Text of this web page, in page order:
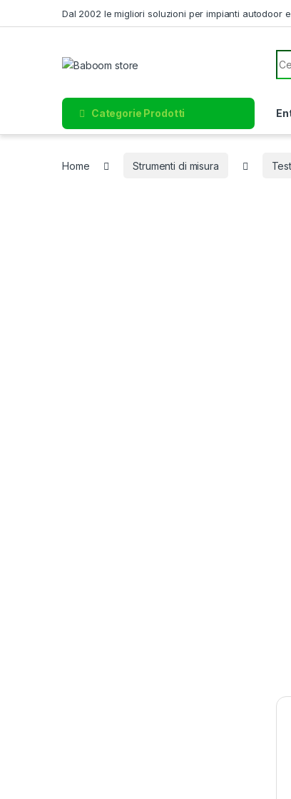
Dal 2002 le migliori soluzioni per impianti autodoor
Categorie Prodotti
Home Strumenti di misura